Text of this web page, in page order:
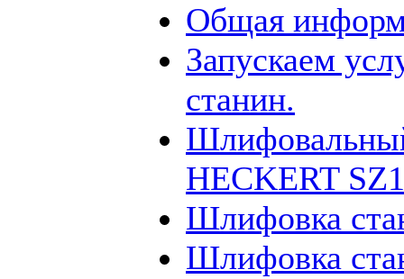
Общая
Запускаем
станин.
HECKERT
Шлифовка
Шлифовка